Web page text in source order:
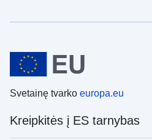
Svetainę tvarko europa.eu
Kreipkitės į ES tarnybas